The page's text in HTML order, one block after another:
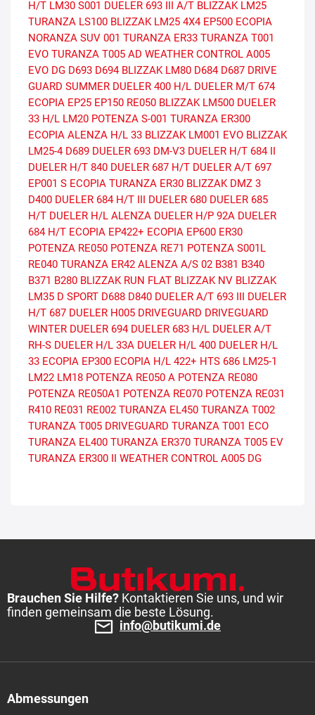
H/T LM30 S001 DUELER 693 III A/T BLIZZAK LM25
TURANZA LS100 BLIZZAK LM25 4X4 EP500 ECOPIA
NORANZA SUV 001 TURANZA ER33 TURANZA T001
EVO TURANZA T005 AD WEATHER CONTROL A005
EVO DG D693 D694 BLIZZAK LM80 D684 D687 DRIVE
GUARD SUMMER DUELER 400 H/L DUELER M/T 674
ECOPIA EP25 EP150 RE050 BLIZZAK LM500 DUELER
33 H/L LM20 POTENZA S-001 TURANZA ER300
ECOPIA ALENZA H/L 33 BLIZZAK LM001 EVO BLIZZAK
LM25-4 D689 DUELER 693 DM-V3 DUELER H/T 684 II
DUELER H/T 840 DUELER 687 H/T DUELER A/T 697
EP001 S ECOPIA TURANZA ER30 BLIZZAK DMZ 3
D400 DUELER 684 H/T III DUELER 680 DUELER 685
H/T DUELER H/L ALENZA DUELER H/P 92A DUELER
684 H/T ECOPIA EP422+ ECOPIA EP600 ER30
POTENZA RE050 POTENZA RE71 POTENZA S001L
RE040 TURANZA ER42 ALENZA A/S 02 B381 B340
B371 B280 BLIZZAK RUN FLAT BLIZZAK NV BLIZZAK
LM35 D SPORT D688 D840 DUELER A/T 693 III DUELER
H/T 687 DUELER H005 DRIVEGUARD DRIVEGUARD
WINTER DUELER 694 DUELER 683 H/L DUELER A/T
RH-S DUELER H/L 33A DUELER H/L 400 DUELER H/L
33 ECOPIA EP300 ECOPIA H/L 422+ HTS 686 LM25-1
LM22 LM18 POTENZA RE050 A POTENZA RE080
POTENZA RE050A1 POTENZA RE070 POTENZA RE031
R410 RE031 RE002 TURANZA EL450 TURANZA T002
TURANZA T005 DRIVEGUARD TURANZA T001 ECO
TURANZA EL400 TURANZA ER370 TURANZA T005 EV
TURANZA ER300 II WEATHER CONTROL A005 DG
Brauchen Sie Hilfe? Kontaktieren Sie uns, und wir
finden gemeinsam die beste Lösung.
info@butikumi.de
Abmessungen